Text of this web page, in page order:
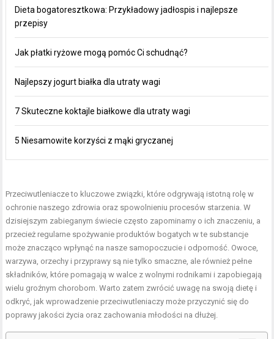
Dieta bogatoresztkowa: Przykładowy jadłospis i najlepsze
przepisy
Jak płatki ryżowe mogą pomóc Ci schudnąć?
Najlepszy jogurt białka dla utraty wagi
7 Skuteczne koktajle białkowe dla utraty wagi
5 Niesamowite korzyści z mąki gryczanej
Przeciwutleniacze to kluczowe związki, które odgrywają istotną rolę w
ochronie naszego zdrowia oraz spowolnieniu procesów starzenia. W
dzisiejszym zabieganym świecie często zapominamy o ich znaczeniu, a
przecież regularne spożywanie produktów bogatych w te substancje
może znacząco wpłynąć na nasze samopoczucie i odporność. Owoce,
warzywa, orzechy i przyprawy są nie tylko smaczne, ale również pełne
składników, które pomagają w walce z wolnymi rodnikami i zapobiegają
wielu groźnym chorobom. Warto zatem zwrócić uwagę na swoją dietę i
odkryć, jak wprowadzenie przeciwutleniaczy może przyczynić się do
poprawy jakości życia oraz zachowania młodości na dłużej.